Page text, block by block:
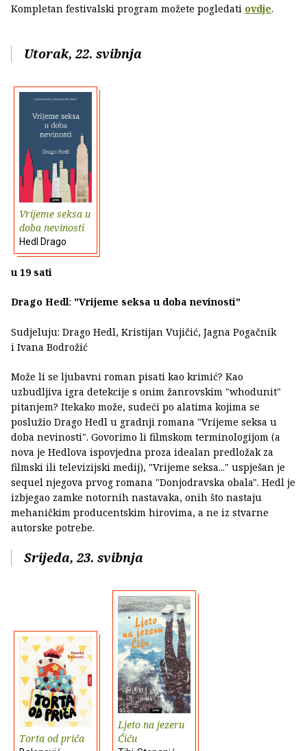
Kompletan festivalski program možete pogledati ovdje.
Utorak, 22. svibnja
Vrijeme seksa u
doba nevinosti
Hedl Drago
u 19 sati
Drago Hedl: "Vrijeme seksa u doba nevinosti"
Sudjeluju: Drago Hedl, Kristijan Vujičić, Jagna Pogačnik
i Ivana Bodrožić
Može li se ljubavni roman pisati kao krimić? Kao
uzbudljiva igra detekcije s onim žanrovskim "whodunit"
pitanjem? Itekako može, sudeći po alatima kojima se
poslužio Drago Hedl u gradnji romana "Vrijeme seksa u
doba nevinosti". Govorimo li filmskom terminologijom (a
nova je Hedlova ispovjedna proza idealan predložak za
filmski ili televizijski medij), "Vrijeme seksa..." uspješan je
sequel njegova prvog romana "Donjodravska obala". Hedl je
izbjegao zamke notornih nastavaka, onih što nastaju
mehaničkim producentskim hirovima, a ne iz stvarne
autorske potrebe.
Srijeda, 23. svibnja
Torta od priča
Ljeto na jezeru
Čiču